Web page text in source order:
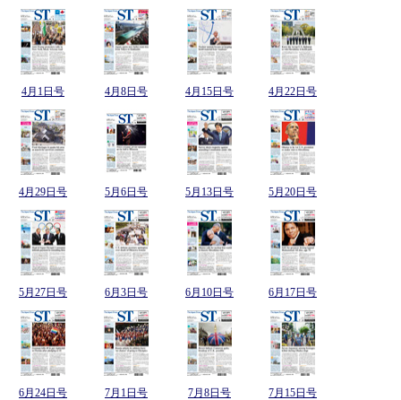
4月1日号 4月8日号 4月15日号 4月22日号
4月29日号 5月6日号 5月13日号 5月20日号
5月27日号 6月3日号 6月10日号 6月17日号
6月24日号 7月1日号 7月8日号 7月15日号